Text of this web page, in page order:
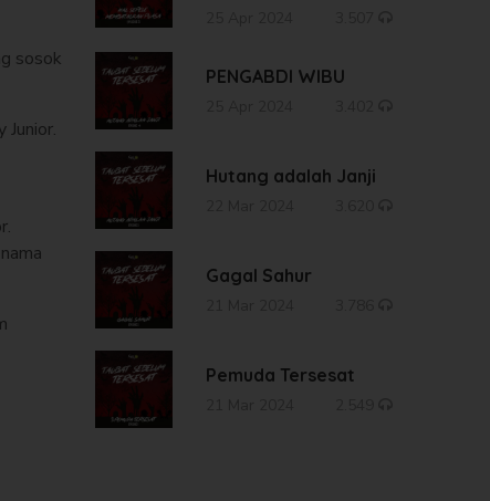
sosok
Junior.
PENGABDI WIBU
Hutang adalah Janji
Gagal Sahur
Pemuda Tersesat